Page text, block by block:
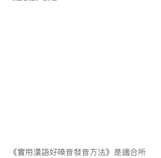
《實用漢語好嗓音發音方法》是適合所